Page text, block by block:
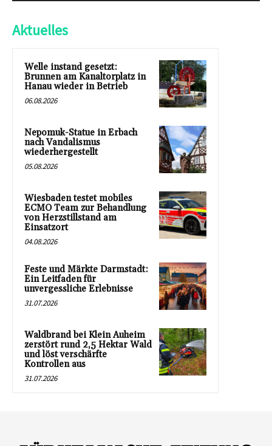
Aktuelles
Welle instand gesetzt:
Brunnen am Kanaltorplatz in
Hanau wieder in Betrieb
06.08.2026
Nepomuk-Statue in Erbach
nach Vandalismus
wiederhergestellt
05.08.2026
Wiesbaden testet mobiles
ECMO Team zur Behandlung
von Herzstillstand am
Einsatzort
04.08.2026
Feste und Märkte Darmstadt:
Ein Leitfaden für
unvergessliche Erlebnisse
31.07.2026
Waldbrand bei Klein Auheim
zerstört rund 2,5 Hektar Wald
und löst verschärfte
Kontrollen aus
31.07.2026